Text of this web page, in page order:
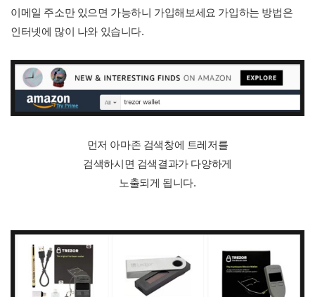
이메일 주소만 있으면 가능하니 가입해보세요 가입하는 방법은
인터넷에 많이 나와 있습니다.
먼저 아마존 검색창에 트레저를
검색하시면 검색결과가 다양하게
노출되게 됩니다.